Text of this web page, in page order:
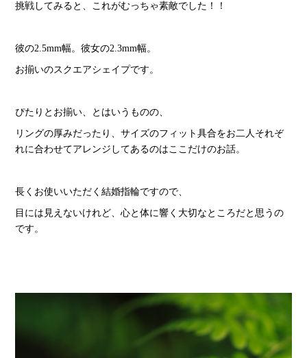
挑戦してみると、これがむっちゃ素敵でした！！
彼の2.5mm幅。彼女の2.3mm幅。
お揃いのスクエアシェイプです。
ぴたりとお揃い、とはいうものの、
リングの厚みだったり、サイズのフィット具合をお二人それぞ
れに合わせてアレンジしてあるのはここだけのお話。
長くお使いいただく結婚指輪ですので、
目には見えないけれど、心と体に響く大切なところだと思うの
です。